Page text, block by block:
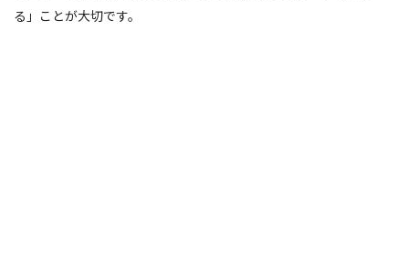
る」ことが大切です。